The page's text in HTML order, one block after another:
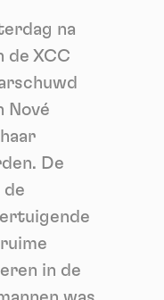
na
de XCC
Nové
De
de
in de